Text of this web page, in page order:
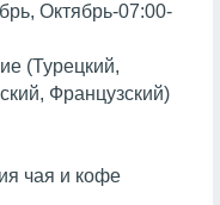
Октябрь-07:00-
(Турецкий,
Французский)
чая и кофе